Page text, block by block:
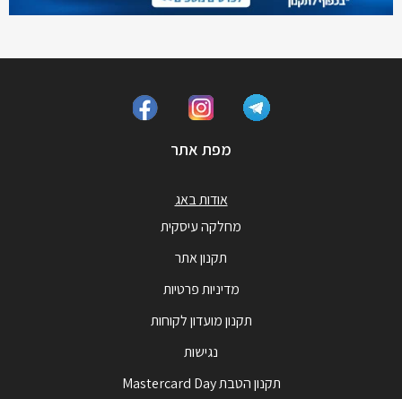
מפת אתר
אודות באג
מחלקה עיסקית
תקנון אתר
מדיניות פרטיות
תקנון מועדון לקוחות
נגישות
תקנון הטבת Mastercard Day